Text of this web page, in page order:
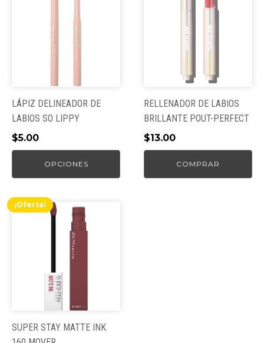
LÁPIZ DELINEADOR DE
LABIOS SO LIPPY
$5.00
OPCIONES
múltiples
variantes.
pueden
elegir
en
la
de
RELLENADOR DE LABIOS
BRILLANTE POUT-PERFECT
$13.00
COMPRAR
¡Oferta!
SUPER STAY MATTE INK